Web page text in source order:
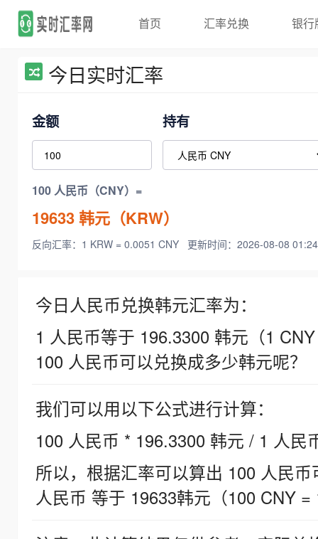
首页 汇率兑换 银行
今日实时汇率
金额 持有
100 人民币（CNY）=
19633韩元（KRW）
反向汇率：1 KRW = 0.0051 CNY 更新时间：2026-08-08
今日人民币兑换韩元汇率为：
1 人民币等于 196.3300 韩元（1
100 人民币可以兑换成多少韩元呢？
我们可以用以下公式进行计算：
100 人民币 * 196.3300 韩元 / 1 人民
所以，根据汇率可以算出 100 人民
人民币 等于 19633韩元（100 CNY =